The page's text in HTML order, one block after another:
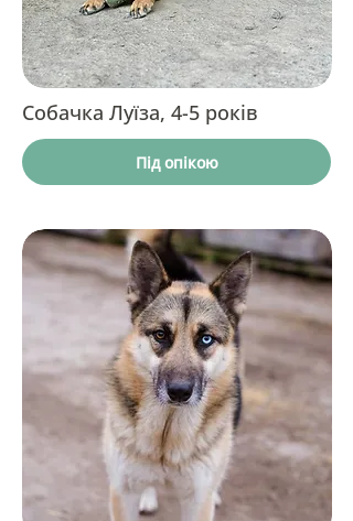
Собачка Луїза, 4-5 років
Під опікою